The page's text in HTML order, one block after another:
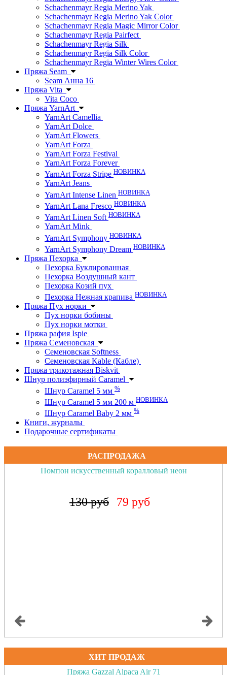
Schachenmayr Regia Merino Yak
Schachenmayr Regia Merino Yak Color
Schachenmayr Regia Magic Mirror Color
Schachenmayr Regia Pairfect
Schachenmayr Regia Silk
Schachenmayr Regia Silk Color
Schachenmayr Regia Winter Wires Color
Пряжа Seam
Seam Анна 16
Пряжа Vita
Vita Coco
Пряжа YarnArt
YarnArt Camellia
YarnArt Dolce
YarnArt Flowers
YarnArt Forza
YarnArt Forza Festival
YarnArt Forza Forever
YarnArt Forza Stripe НОВИНКА
YarnArt Jeans
YarnArt Intense Linen НОВИНКА
YarnArt Lana Fresco НОВИНКА
YarnArt Linen Soft НОВИНКА
YarnArt Mink
YarnArt Symphony НОВИНКА
YarnArt Symphony Dream НОВИНКА
Пряжа Пехорка
Пехорка Буклированная
Пехорка Воздушный кант
Пехорка Козий пух
Пехорка Нежная крапива НОВИНКА
Пряжа Пух норки
Пух норки бобины
Пух норки мотки
Пряжа рафия Ispie
Пряжа Семеновская
Семеновская Softness
Семеновская Kable (Кабле)
Пряжа трикотажная Biskvit
Шнур полиэфирный Caramel
Шнур Caramel 5 мм %
Шнур Caramel 5 мм 200 м НОВИНКА
Шнур Caramel Baby 2 мм %
Книги, журналы
Подарочные сертификаты
РАСПРОДАЖА
Помпон искусственный коралловый неон
130 руб 79 руб
ХИТ ПРОДАЖ
Пряжа Gazzal Alpaca Air 71